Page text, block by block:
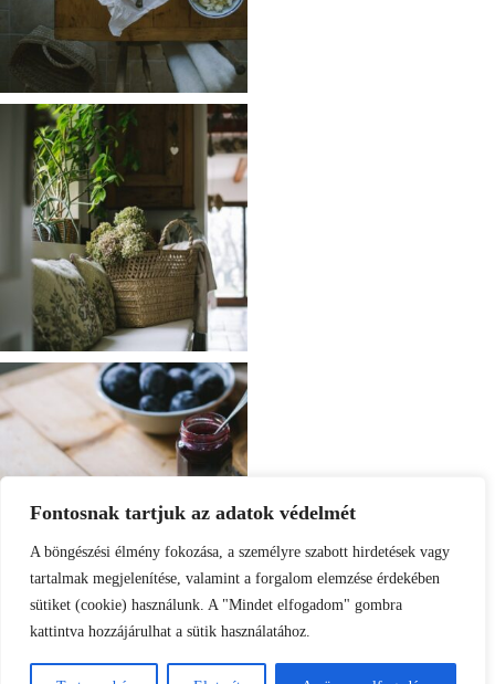
Fontosnak tartjuk az adatok védelmét
A böngészési élmény fokozása, a személyre szabott hirdetések vagy
tartalmak megjelenítése, valamint a forgalom elemzése érdekében
sütiket (cookie) használunk. A "Mindet elfogadom" gombra
kattintva hozzájárulhat a sütik használatához.